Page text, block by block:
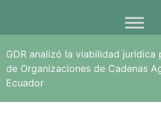
GDR analizó la viabilidad jurídica
de Organizaciones de Cadenas
Ecuador